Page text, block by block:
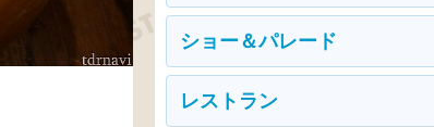
ショー＆パレード
レストラン